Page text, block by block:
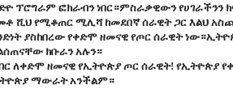
ፕሮግራም ፎክራብን ነበር።ምስራቃዊውን የሀገራችንን
ሺህ የሚቆጠር ሚሊሻ ከመደበኛ ሰራዊት ጋር እልህ
ያስከበረው የቀድሞ ዘመናዊ የጦር ሰራዊት
ክቡራን አሉን።
ለቀድሞ ዘመናዊ የኢትዮጵያ ጦር ሰራዊት! የኢትዮጵያ
ማውራት አንችልም።